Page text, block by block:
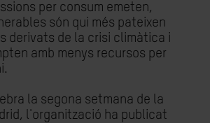
per consum emeten,
són qui més pateixen
derivats de la crisi climàtica i
amb menys recursos per
la segona setmana de la
l'organització ha publicat